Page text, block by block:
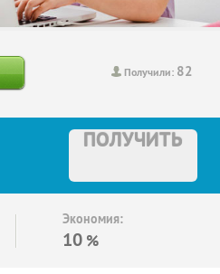
Получили: 82
ПОЛУЧИТЬ
Экономия:
10 %